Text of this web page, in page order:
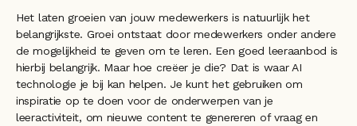
Het laten groeien van jouw medewerkers is natuurlijk het
belangrijkste. Groei ontstaat door medewerkers onder andere
de mogelijkheid te geven om te leren. Een goed leeraanbod is
hierbij belangrijk. Maar hoe creëer je die? Dat is waar AI
technologie je bij kan helpen. Je kunt het gebruiken om
inspiratie op te doen voor de onderwerpen van je
leeractiviteit, om nieuwe content te genereren of vraag en